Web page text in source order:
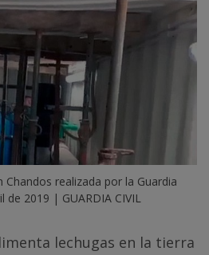
Chandos realizada por la Guardia
de 2019 | GUARDIA CIVIL
lechugas en la tierra